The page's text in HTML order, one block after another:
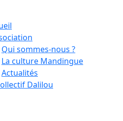
Qui sommes-nous ?
La culture Mandingue
Actualités
Dalilou